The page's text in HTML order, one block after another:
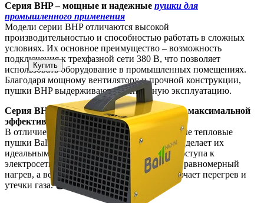
Серия BHP – мощные и надежные пушки для
промышленного применения
Модели серии BHP отличаются высокой
производительностью и способностью работать в сложных
условиях. Их основное преимущество – возможность
подключения к трехфазной сети 380 В, что позволяет
использовать оборудование в промышленных помещениях.
Благодаря мощному вентилятору и прочной конструкции,
пушки BHP выдерживают интенсивную эксплуатацию.
Серия BHG –газовые тепловые пушкидля максимальной
эффективности
В отличие от электрических моделей, газовые тепловые
пушки Ballu BHG работают на пропане, что делает их
идеальными для обогрева помещений без доступа к
электросети. Они обеспечивают быстрый и равномерный
нагрев, а встроенная система защиты исключает перегрев и
утечки газа.
Купить